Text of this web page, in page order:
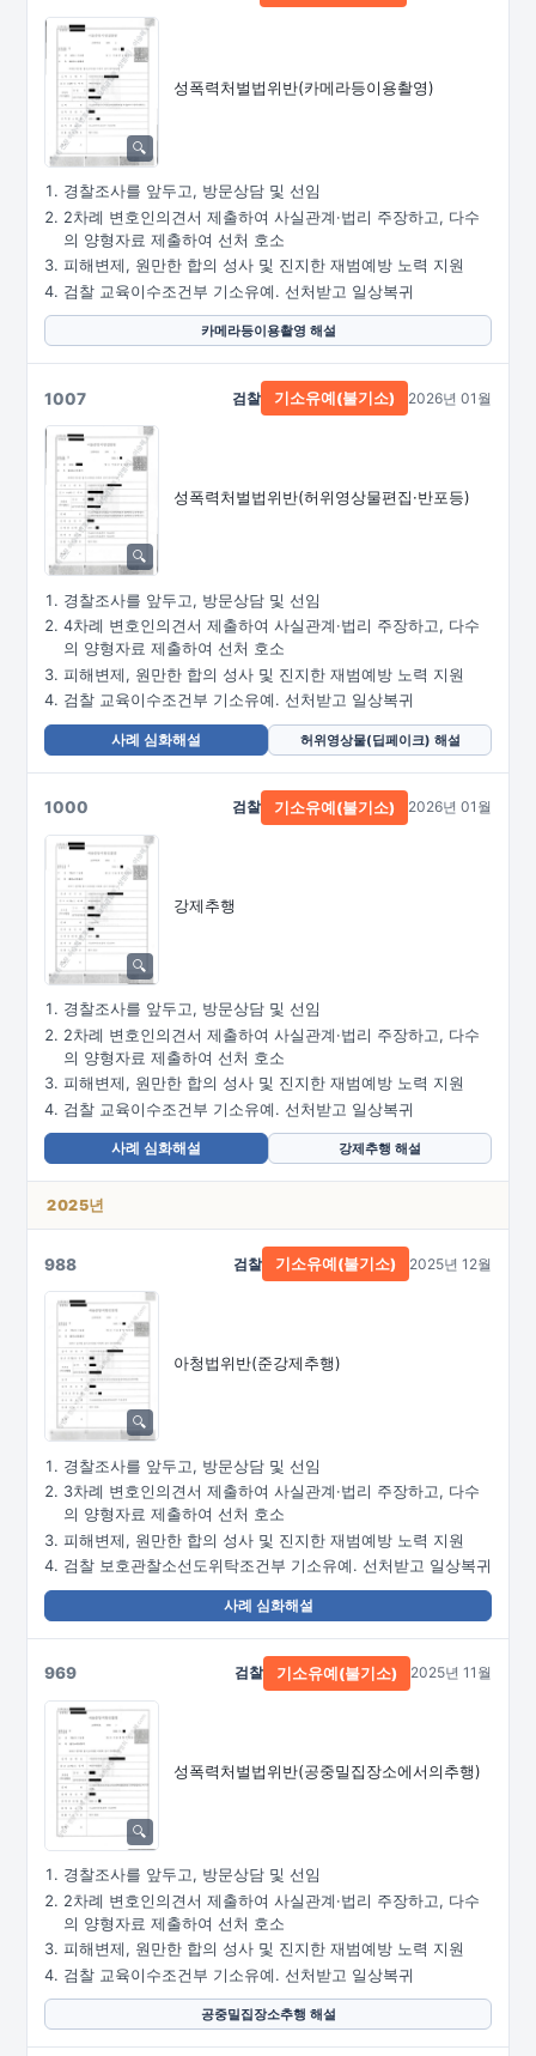
성폭력처벌법위반(카메라등이용촬영)
경찰조사를 앞두고, 방문상담 및 선임
2차례 변호인의견서 제출하여 사실관계·법리 주장하고, 다수
의 양형자료 제출하여 선처 호소
피해변제, 원만한 합의 성사 및 진지한 재범예방 노력 지원
검찰 교육이수조건부 기소유예. 선처받고 일상복귀
카메라등이용촬영 해설
1007
성폭력처벌법위반(허위영상물편집·반포등)
검찰 기소유예(불기소) 2026년 01월
경찰조사를 앞두고, 방문상담 및 선임
4차례 변호인의견서 제출하여 사실관계·법리 주장하고, 다수
의 양형자료 제출하여 선처 호소
피해변제, 원만한 합의 성사 및 진지한 재범예방 노력 지원
검찰 교육이수조건부 기소유예. 선처받고 일상복귀
사례 심화해설 허위영상물(딥페이크) 해설
1000
강제추행
검찰 기소유예(불기소) 2026년 01월
경찰조사를 앞두고, 방문상담 및 선임
2차례 변호인의견서 제출하여 사실관계·법리 주장하고, 다수
의 양형자료 제출하여 선처 호소
피해변제, 원만한 합의 성사 및 진지한 재범예방 노력 지원
검찰 교육이수조건부 기소유예. 선처받고 일상복귀
사례 심화해설 강제추행 해설
2025년
988
아청법위반(준강제추행)
검찰 기소유예(불기소) 2025년 12월
경찰조사를 앞두고, 방문상담 및 선임
3차례 변호인의견서 제출하여 사실관계·법리 주장하고, 다수
의 양형자료 제출하여 선처 호소
피해변제, 원만한 합의 성사 및 진지한 재범예방 노력 지원
검찰 보호관찰소선도위탁조건부 기소유예. 선처받고 일상복귀
사례 심화해설
969
성폭력처벌법위반(공중밀집장소에서의추행)
검찰 기소유예(불기소) 2025년 11월
경찰조사를 앞두고, 방문상담 및 선임
2차례 변호인의견서 제출하여 사실관계·법리 주장하고, 다수
의 양형자료 제출하여 선처 호소
피해변제, 원만한 합의 성사 및 진지한 재범예방 노력 지원
검찰 교육이수조건부 기소유예. 선처받고 일상복귀
공중밀집장소추행 해설